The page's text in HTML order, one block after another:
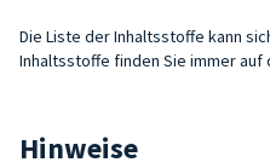
Die Liste der Inhaltsstoffe kann
Inhaltsstoffe finden Sie immer
Hinweise